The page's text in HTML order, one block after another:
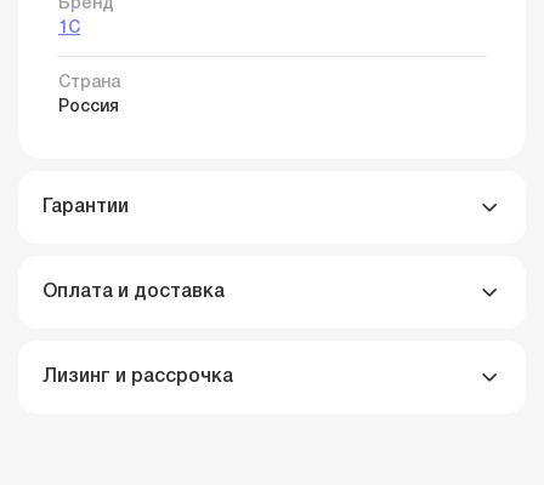
Бренд
1С
Страна
Россия
Гарантии
Оплата и доставка
Лизинг и рассрочка